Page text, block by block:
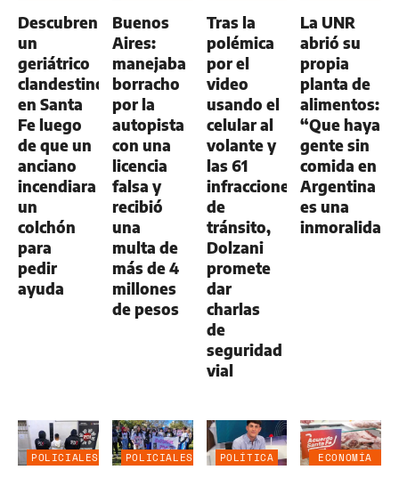
Descubren
un
geriátrico
clandestino
en Santa
Fe luego
de que un
anciano
incendiara
un
colchón
para
pedir
ayuda
Buenos
Aires:
manejaba
borracho
por la
autopista
con una
licencia
falsa y
recibió
una
multa de
más de 4
millones
de pesos
Tras la
polémica
por el
video
usando el
celular al
volante y
las 61
infracciones
de
tránsito,
Dolzani
promete
dar
charlas
de
seguridad
vial
La UNR
abrió su
propia
planta de
alimentos:
“Que haya
gente sin
comida en
Argentina
es una
POLICIALES POLICIALES POLÍTICA
ECONOMÍA